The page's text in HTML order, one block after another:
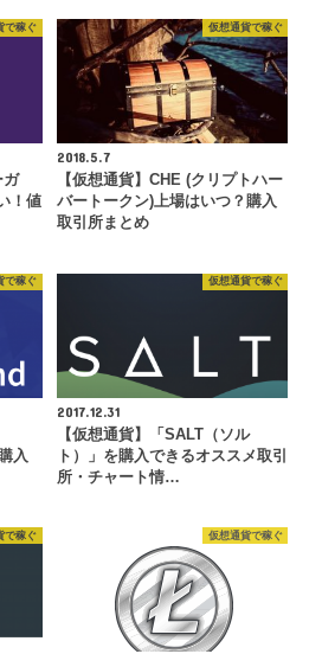
で稼ぐ
ガ
！値
仮想通貨で稼ぐ
2018.5.7
【仮想通貨】CHE (クリプトハー
バートークン)上場はいつ？購入
取引所まとめ
で稼ぐ
入
仮想通貨で稼ぐ
2017.12.31
【仮想通貨】「SALT（ソル
ト）」を購入できるオススメ取引
所・チャート情…
で稼ぐ 仮想通貨で稼ぐ